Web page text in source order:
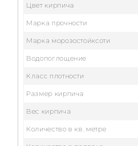
Цвет кирпича
Марка прочности
Марка морозостойксоти
Водопоглощение
Класс плотности
Размер кирпича
Вес кирпича
Количество в кв. метре